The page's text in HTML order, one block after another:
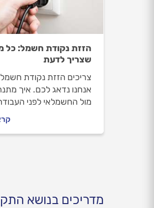
הזזת נקודת חשמל: כל
שצריך לדעת
צריכים הזזת נקודת
אנחנו נדאג לכם. איך
מול החשמלאי לפני
התשובות בפנים.
מדריכים בנושא